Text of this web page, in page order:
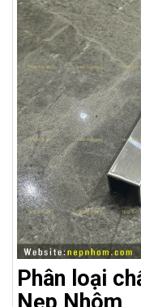
Phân loại